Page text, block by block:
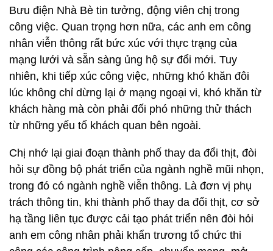
Bưu điện Nhà Bè tin tưởng, động viên chị trong
công việc. Quan trọng hơn nữa, các anh em công
nhân viễn thông rất bức xúc với thực trạng của
mạng lưới và sẵn sàng ủng hộ sự đổi mới. Tuy
nhiên, khi tiếp xúc công việc, những khó khăn đôi
lúc không chỉ dừng lại ở mạng ngoại vi, khó khăn từ
khách hàng mà còn phải đối phó những thử thách
từ những yếu tố khách quan bên ngoài.
Chị nhớ lại giai đoạn thành phố thay da đổi thịt, đòi
hỏi sự đồng bộ phát triển của ngành nghề mũi nhọn,
trong đó có ngành nghề viễn thông. Là đơn vị phụ
trách thông tin, khi thành phố thay da đổi thịt, cơ sở
hạ tầng liên tục được cải tạo phát triển nên đòi hỏi
anh em công nhân phải khẩn trương tổ chức thi